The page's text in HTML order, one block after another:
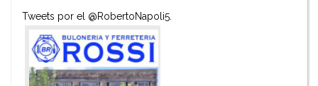
Tweets por el @RobertoNapoli5.